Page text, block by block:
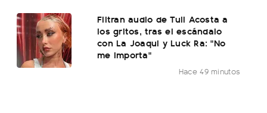
Filtran audio de Tuli Acosta a
los gritos, tras el escándalo
con La Joaqui y Luck Ra: "No
me importa"
Hace 49 minutos